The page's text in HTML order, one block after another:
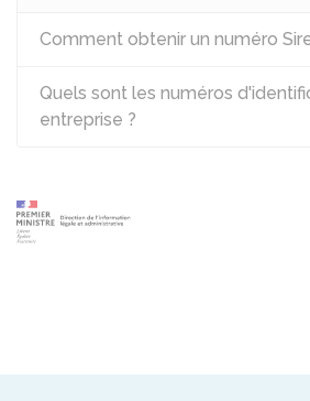
Comment obtenir un numéro
Quels sont les numéros
entreprise ?